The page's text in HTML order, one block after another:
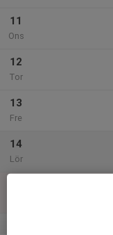
11
Ons
12
Tor
13
Fre
14
Lör